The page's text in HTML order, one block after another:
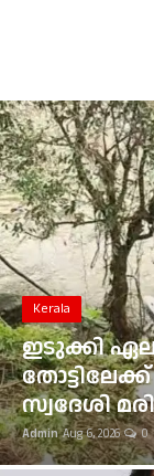
Entertainment
Sports
Food
Gulf News
Loksabha
Technology
Health
Jobs Mall
Kerala
ഇടുക്കി
സ്വദേശി
Admin Aug 6, 2026 0